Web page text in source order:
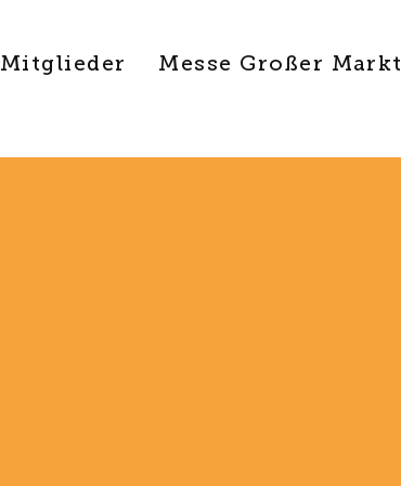
Mitglieder Messe Großer Markt